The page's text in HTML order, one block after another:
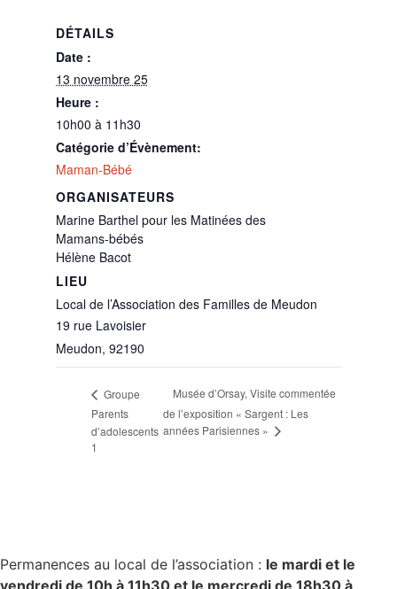
DÉTAILS
Date :
13 novembre 25
Heure :
10h00 à 11h30
Catégorie d’Évènement:
Maman-Bébé
LIEU
Local de l’Association des Familles de Meudon
19 rue Lavoisier
Meudon, 92190
ORGANISATEURS
Marine Barthel pour les Matinées des
Mamans-bébés
Hélène Bacot
Groupe
Parents
d’adolescents
1
Musée d’Orsay, Visite commentée
de l’exposition « Sargent : Les
années Parisiennes »
Permanences au local de l’association : le mardi et le
vendredi de 10h à 11h30 et le mercredi de 18h30 à